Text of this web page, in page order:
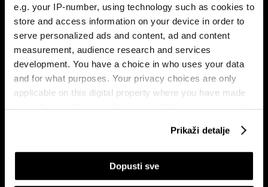
e.g. your IP-number, using technology such as cookies to
store and access information on your device in order to
serve personalized ads and content, ad and content
measurement, audience research and services
development. You have a choice in who uses your data
and for what purposes. Your privacy choices are only
applicable on this digital property where you have made
your choices. You can change or withdraw your consent
If you allow, we would also like to:
Collect information about your geographical
Prikaži detalje
Dopusti sve
Globalne berze tresu rizici,
regionalni prvaci nižu rekorde